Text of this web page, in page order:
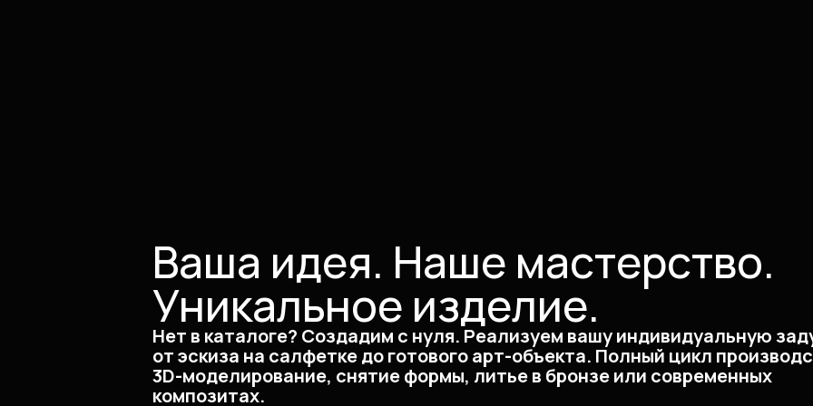
Ваша идея. Наше мастерство.
Уникальное изделие.
Нет в каталоге? Создадим с нуля. Реализуем вашу индивидуальную
от эскиза на салфетке до готового арт-объекта. Полный цикл
3D-моделирование, снятие формы, литье в бронзе или современных
композитах.